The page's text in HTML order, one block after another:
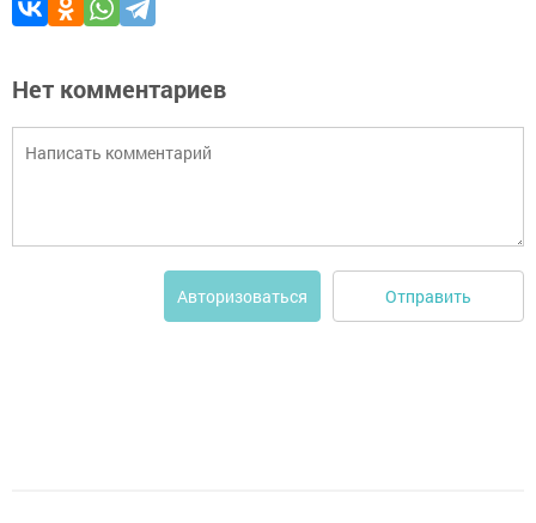
Нет комментариев
Авторизоваться Отправить